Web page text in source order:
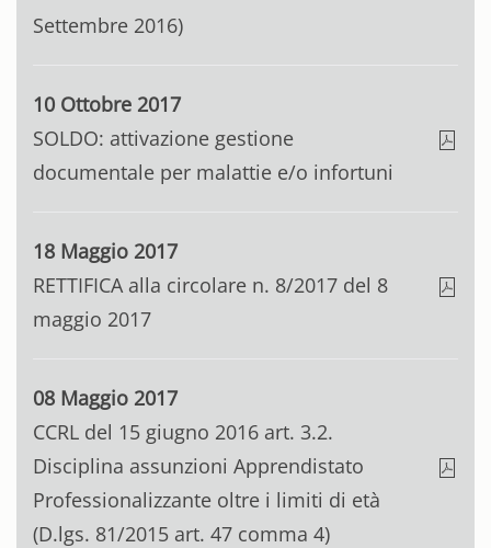
Settembre 2016)
10 Ottobre 2017
SOLDO: attivazione gestione
documentale per malattie e/o infortuni
18 Maggio 2017
RETTIFICA alla circolare n. 8/2017 del 8
maggio 2017
08 Maggio 2017
CCRL del 15 giugno 2016 art. 3.2.
Disciplina assunzioni Apprendistato
Professionalizzante oltre i limiti di età
(D.lgs. 81/2015 art. 47 comma 4)